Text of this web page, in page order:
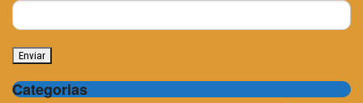
Categorias